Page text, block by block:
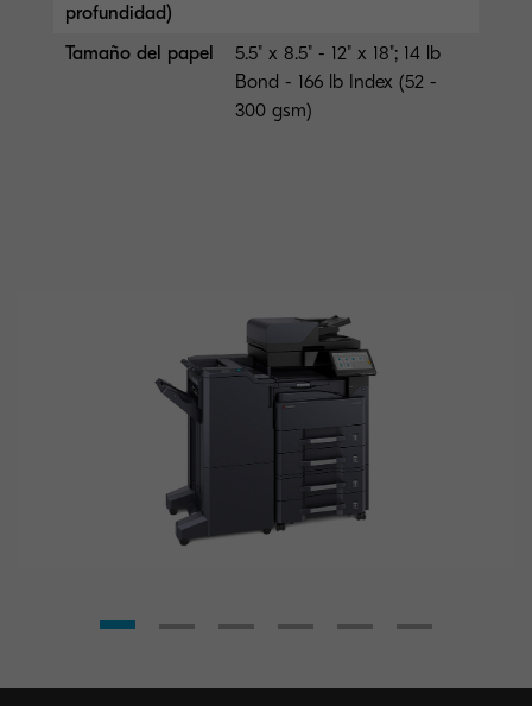
profundidad)
Tamaño del papel
5.5" x 8.5" - 12" x 18"; 14 lb
Bond - 166 lb Index (52 -
300 gsm)